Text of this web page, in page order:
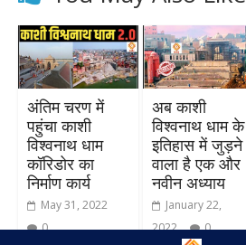
अंतिम चरण में
पहुंचा काशी
विश्वनाथ धाम
कॉरिडोर का
निर्माण कार्य
May 31, 2022
0
अब काशी
विश्वनाथ धाम के
इतिहास में जुड़ने
वाला है एक और
नवीन अध्याय
January 22,
2022
0